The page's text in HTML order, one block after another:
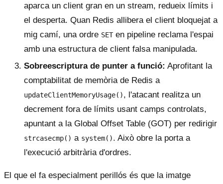
aparca un client gran en un stream, redueix límits i
el desperta. Quan Redis allibera el client bloquejat a
mig camí, una ordre SETen pipeline reclama l'espai
amb una estructura de client falsa manipulada.
Sobreescriptura de punter a funció: Aprofitant la
comptabilitat de memòria de Redis a
updateClientMemoryUsage(), l'atacant realitza un
decrement fora de límits usant camps controlats,
apuntant a la Global Offset Table (GOT) per redirigir
strcasecmp() a system(). Això obre la porta a
l'execució arbitrària d'ordres.
El que el fa especialment perillós és que la imatge